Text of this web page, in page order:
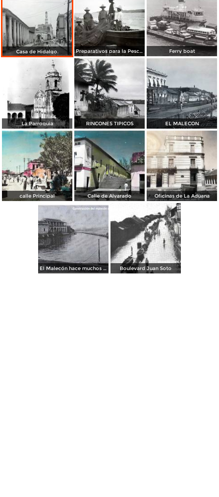
Casa de Hidalgo. Preparativos para la Pesca. Ferry boat
La Parroquia RINCONES TIPICOS EL MALECON
calle Principal Calle de Alvarado Oficinas de La Aduana
El Malecón hace muchos años Boulevard Juan Soto